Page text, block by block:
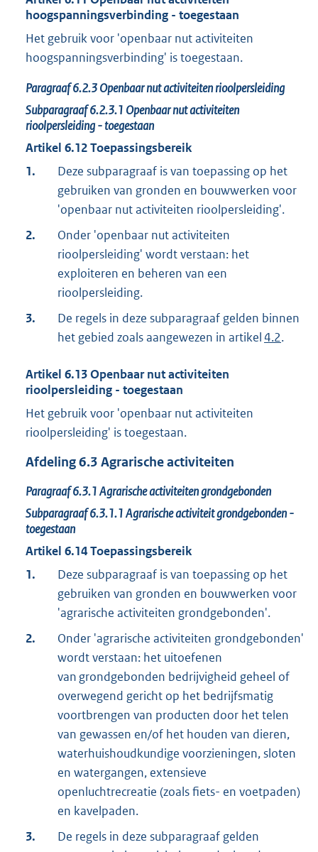
hoogspanningsverbinding - toegestaan
Het gebruik voor 'openbaar nut activiteiten
hoogspanningsverbinding' is toegestaan.
Paragraaf6.2.3Openbaar nut activiteiten rioolpersleiding
Subparagraaf6.2.3.1 Openbaar nut activiteiten
rioolpersleiding - toegestaan
Artikel 6.12Toepassingsbereik
1.
Deze subparagraaf is van toepassing op het
gebruiken van gronden en bouwwerken voor
'openbaar nut activiteiten rioolpersleiding'.
2.
Onder 'openbaar nut activiteiten
rioolpersleiding' wordt verstaan: het
exploiteren en beheren van een
rioolpersleiding.
3.
De regels in deze subparagraaf gelden binnen
het gebied zoals aangewezen in artikel 4.2.
Artikel 6.13Openbaar nut activiteiten
rioolpersleiding - toegestaan
Het gebruik voor 'openbaar nut activiteiten
rioolpersleiding' is toegestaan.
Afdeling6.3 Agrarische activiteiten
Paragraaf6.3.1Agrarische activiteiten grondgebonden
Subparagraaf6.3.1.1Agrarische activiteit grondgebonden -
toegestaan
Artikel 6.14Toepassingsbereik
1.
Deze subparagraaf is van toepassing op het
gebruiken van gronden en bouwwerken voor
'agrarische activiteiten grondgebonden'.
2.
Onder 'agrarische activiteiten grondgebonden'
wordt verstaan: het uitoefenen
van grondgebonden bedrijvigheid geheel of
overwegend gericht op het bedrijfsmatig
voortbrengen van producten door het telen
van gewassen en/of het houden van dieren,
waterhuishoudkundige voorzieningen, sloten
en watergangen, extensieve
openluchtrecreatie (zoals fiets- en voetpaden)
en kavelpaden.
3.
De regels in deze subparagraaf gelden